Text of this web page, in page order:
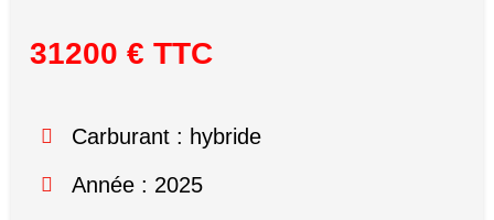
31200 € TTC
Carburant : hybride
Année : 2025